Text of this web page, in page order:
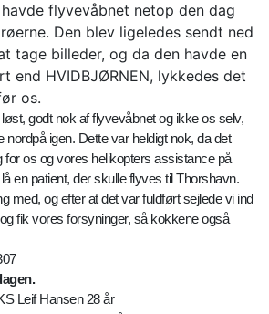
flyvevåbnet netop den dag
Den blev ligeledes sendt ned
tage billeder, og da den havde en
end HVIDBJØRNEN, lykkedes det
os.
godt nok af flyvevåbnet og ikke os selv,
nordpå igen. Dette var heldigt nok, da det
for os og vores helikopters assistance på
en patient, der skulle flyves til Thorshavn.
med, og efter at det var fuldført sejlede vi ind
fik vores forsyninger, så kokkene også
Leif Hansen 28 år